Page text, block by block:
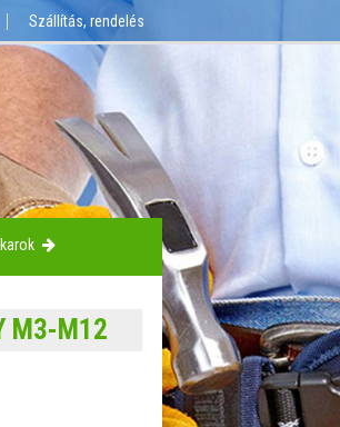
Szállítás, rendelés
M3-M12